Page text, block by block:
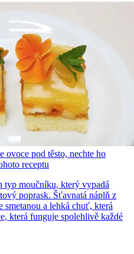
ovoce pod těsto, nechte ho
receptu
typ moučníku, který vypadá
poprask. Šťavnatá náplň z
smetanou a lehká chuť, která
která funguje spolehlivě každé